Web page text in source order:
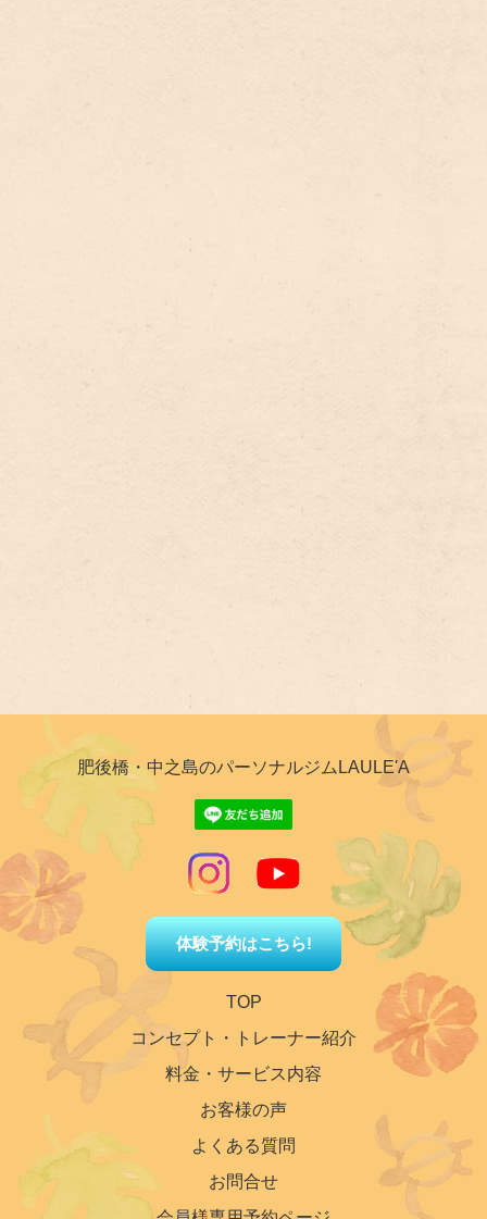
肥後橋・中之島のパーソナルジムLAULE'A
体験予約はこちら!
TOP
コンセプト・トレーナー紹介
料金・サービス内容
お客様の声
よくある質問
お問合せ